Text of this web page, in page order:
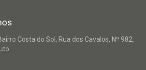
Costa do Sol, Rua dos Cavalos, Nº 982,